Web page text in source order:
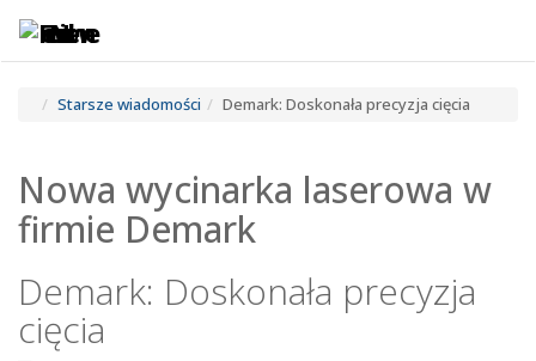
Starsze wiadomości Demark: Doskonała precyzja cięcia
Nowa wycinarka laserowa w
firmie Demark
Demark: Doskonała precyzja
cięcia